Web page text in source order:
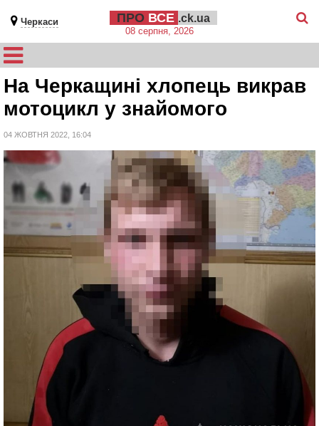
Черкаси ПРО ВСЕ .ck.ua
08 серпня, 2026
На Черкащині хлопець викрав
мотоцикл у знайомого
04 ЖОВТНЯ 2022, 16:04